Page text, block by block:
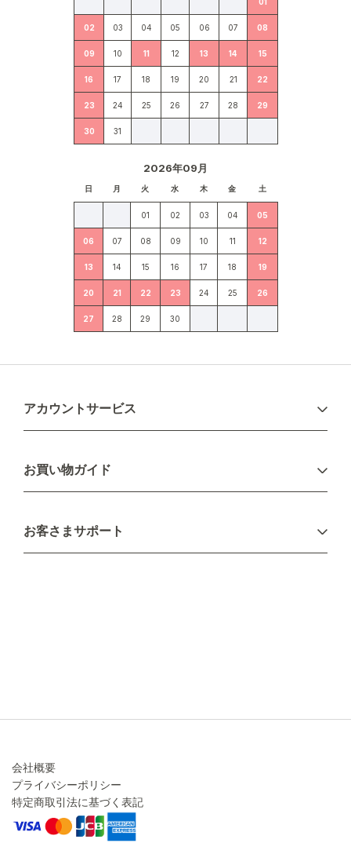
02 03 04 05 06 07 08
09 10 11 12 13 14 15
16 17 18 19 20 21 22
23 24 25 26 27 28 29
30 31
2026年09月
日 月 火 水 木 金 土
01 02 03 04 05
06 07 08 09 10 11 12
13 14 15 16 17 18 19
20 21 22 23 24 25 26
27 28 29 30
アカウントサービス
新規会員登録
お買い物ガイド
配送について
不良品・返品について
お客さまサポート
会社概要
プライバシーポリシー
特定商取引法に基づく表記